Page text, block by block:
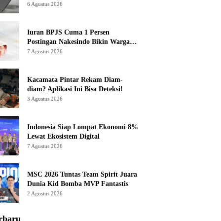
6 Agustus 2026
Iuran BPJS Cuma 1 Persen
Postingan Nakesindo Bikin Warganet
Murka
7 Agustus 2026
Kacamata Pintar Rekam Diam-
diam? Aplikasi Ini Bisa Deteksi!
3 Agustus 2026
Indonesia Siap Lompat Ekonomi 8%
Lewat Ekosistem Digital
7 Agustus 2026
MSC 2026 Tuntas Team Spirit Juara
Dunia Kid Bomba MVP Fantastis
2 Agustus 2026